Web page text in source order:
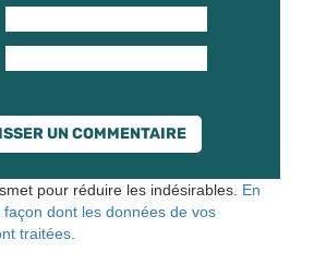
pour réduire les indésirables. En
dont les données de vos
traitées